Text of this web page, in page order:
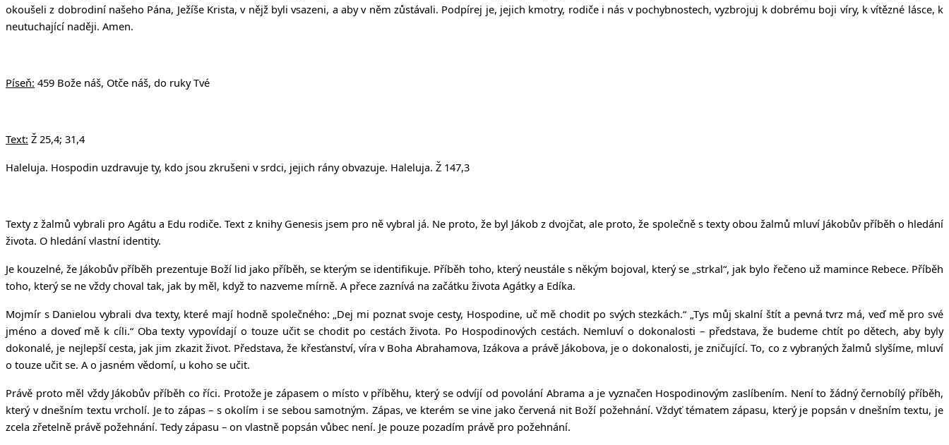
okoušeli z dobrodiní našeho Pána, Ježíše Krista, v nějž byli vsazeni, a aby v něm zůstávali. Podpírej je, jejich kmotry, rodiče i nás v pochybnostech, vyzbrojuj k dobrému boji víry, k vítězné lásce, k
neutuchající naději. Amen.
Píseň: 459 Bože náš, Otče náš, do ruky Tvé
Text: Ž 25,4; 31,4
Haleluja. Hospodin uzdravuje ty, kdo jsou zkrušeni v srdci, jejich rány obvazuje. Haleluja. Ž 147,3
Texty z žalmů vybrali pro Agátu a Edu rodiče. Text z knihy Genesis jsem pro ně vybral já. Ne proto, že byl Jákob z dvojčat, ale proto, že společně s texty obou žalmů mluví Jákobův příběh o hledání
života. O hledání vlastní identity.
Je kouzelné, že Jákobův příběh prezentuje Boží lid jako příběh, se kterým se identifikuje. Příběh toho, který neustále s někým bojoval, který se „strkal“, jak bylo řečeno už mamince Rebece. Příběh
toho, který se ne vždy choval tak, jak by měl, když to nazveme mírně. A přece zaznívá na začátku života Agátky a Edíka.
Mojmír s Danielou vybrali dva texty, které mají hodně společného: „ Dej mi poznat svoje cesty, Hospodine, uč mě chodit po svých stezkách.“ „Tys můj skalní štít a pevná tvrz má, veď mě pro své
jméno a doveď mě k cíli.“ Oba texty vypovídají o touze učit se chodit po cestách života. Po Hospodinových cestách. Nemluví o dokonalosti – představa, že budeme chtít po dětech, aby byly
dokonalé, je nejlepší cesta, jak jim zkazit život. Představa, že křesťanství, víra v Boha Abrahamova, Izákova a právě Jákobova, je o dokonalosti, je zničující. To, co z vybraných žalmů slyšíme, mluví
o touze učit se. A o jasném vědomí, u koho se učit.
Právě proto měl vždy Jákobův příběh co říci. Protože je zápasem o místo v příběhu, který se odvíjí od povolání Abrama a je vyznačen Hospodinovým zaslíbením. Není to žádný černobílý příběh,
který v dnešním textu vrcholí. Je to zápas – s okolím i se sebou samotným. Zápas, ve kterém se vine jako červená nit Boží požehnání. Vždyť tématem zápasu, který je popsán v dnešním textu, je
zcela zřetelně právě požehnání. Tedy zápasu – on vlastně popsán vůbec není. Je pouze pozadím právě pro požehnání.